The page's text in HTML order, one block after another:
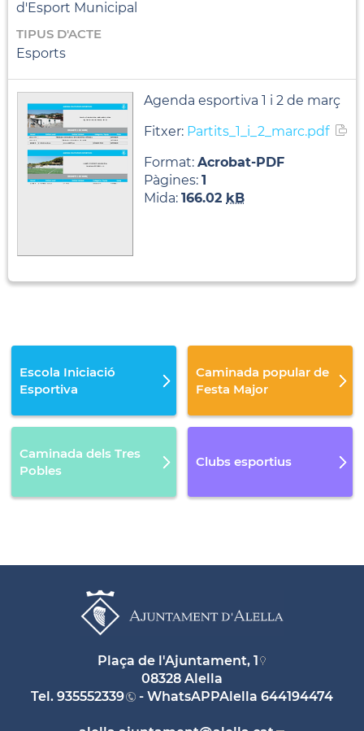
d'Esport Municipal
TIPUS D'ACTE
Esports
Agenda esportiva 1 i 2 de març
Fitxer: Partits_1_i_2_marc.pdf
Format: Acrobat-PDF
Pàgines: 1
Mida: 166.02 kB
Escola Iniciació
Esportiva
Caminada popular de
Festa Major
Caminada dels Tres
Pobles
Clubs esportius
Plaça de l'Ajuntament, 1
08328 Alella
Tel. 935552339 - WhatsAPPAlella 644194474